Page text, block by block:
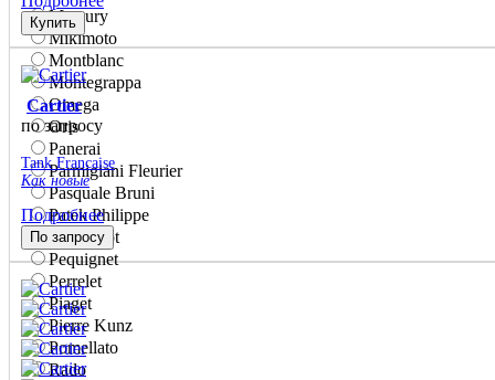
Mercury
Mikimoto
Montblanc
Montegrappa
Omega
Oris
Panerai
Parmigiani Fleurier
Pasquale Bruni
Patek Philippe
Paul Picot
Pequignet
Perrelet
Piaget
Pierre Kunz
Pomellato
Rado
Купить
Cartier
по запросу
Tank Francaise
Как новые
Подробнее
По запросу